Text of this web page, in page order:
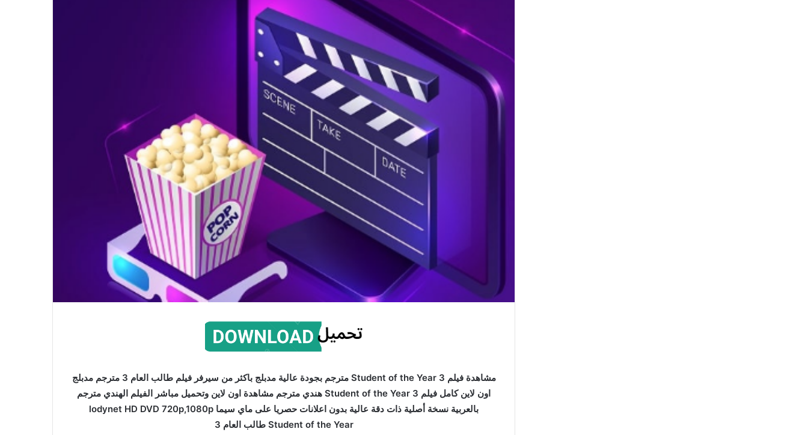
مشاهدة فيلم Student of the Year 3 مترجم بجودة عالية مدبلج باكثر من سيرفر فيلم طالب العام 3 مترجم مدبلج
اون لاين كامل فيلم Student of the Year 3 هندي مترجم مشاهدة اون لاين وتحميل مباشر الفيلم الهندي مترجم
بالعربية نسخة أصلية ذات دقة عالية بدون اعلانات حصريا على ماي سيما lodynet HD DVD 720p,1080p
Student of the Year طالب العام 3